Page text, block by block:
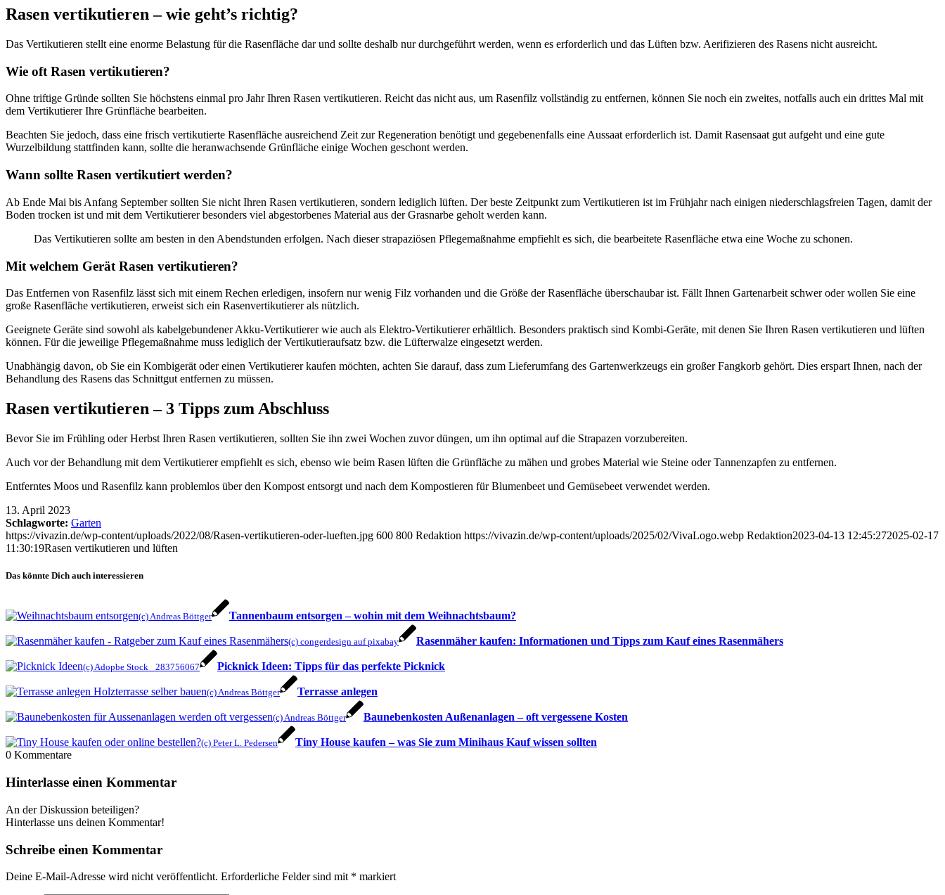
Rasen vertikutieren – wie geht’s richtig?
Das Vertikutieren stellt eine enorme Belastung für die Rasenfläche dar und sollte deshalb nur durchgeführt werden, wenn es erforderlich und das Lüften bzw. Aerifizieren des Rasens nicht ausreicht.
Wie oft Rasen vertikutieren?
Ohne triftige Gründe sollten Sie höchstens einmal pro Jahr Ihren Rasen vertikutieren. Reicht das nicht aus, um Rasenfilz vollständig zu entfernen, können Sie noch ein zweites, notfalls auch ein drittes Mal mit
dem Vertikutierer Ihre Grünfläche bearbeiten.
Beachten Sie jedoch, dass eine frisch vertikutierte Rasenfläche ausreichend Zeit zur Regeneration benötigt und gegebenenfalls eine Aussaat erforderlich ist. Damit Rasensaat gut aufgeht und eine gute
Wurzelbildung stattfinden kann, sollte die heranwachsende Grünfläche einige Wochen geschont werden.
Wann sollte Rasen vertikutiert werden?
Ab Ende Mai bis Anfang September sollten Sie nicht Ihren Rasen vertikutieren, sondern lediglich lüften. Der beste Zeitpunkt zum Vertikutieren ist im Frühjahr nach einigen niederschlagsfreien Tagen, damit der
Boden trocken ist und mit dem Vertikutierer besonders viel abgestorbenes Material aus der Grasnarbe geholt werden kann.
Das Vertikutieren sollte am besten in den Abendstunden erfolgen. Nach dieser strapaziösen Pflegemaßnahme empfiehlt es sich, die bearbeitete Rasenfläche etwa eine Woche zu schonen.
Mit welchem Gerät Rasen vertikutieren?
Das Entfernen von Rasenfilz lässt sich mit einem Rechen erledigen, insofern nur wenig Filz vorhanden und die Größe der Rasenfläche überschaubar ist. Fällt Ihnen Gartenarbeit schwer oder wollen Sie eine
große Rasenfläche vertikutieren, erweist sich ein Rasenvertikutierer als nützlich.
Geeignete Geräte sind sowohl als kabelgebundener Akku-Vertikutierer wie auch als Elektro-Vertikutierer erhältlich. Besonders praktisch sind Kombi-Geräte, mit denen Sie Ihren Rasen vertikutieren und lüften
können. Für die jeweilige Pflegemaßnahme muss lediglich der Vertikutieraufsatz bzw. die Lüfterwalze eingesetzt werden.
Unabhängig davon, ob Sie ein Kombigerät oder einen Vertikutierer kaufen möchten, achten Sie darauf, dass zum Lieferumfang des Gartenwerkzeugs ein großer Fangkorb gehört. Dies erspart Ihnen, nach der
Behandlung des Rasens das Schnittgut entfernen zu müssen.
Rasen vertikutieren – 3 Tipps zum Abschluss
Bevor Sie im Frühling oder Herbst Ihren Rasen vertikutieren, sollten Sie ihn zwei Wochen zuvor düngen, um ihn optimal auf die Strapazen vorzubereiten.
Auch vor der Behandlung mit dem Vertikutierer empfiehlt es sich, ebenso wie beim Rasen lüften die Grünfläche zu mähen und grobes Material wie Steine oder Tannenzapfen zu entfernen.
Entferntes Moos und Rasenfilz kann problemlos über den Kompost entsorgt und nach dem Kompostieren für Blumenbeet und Gemüsebeet verwendet werden.
13. April 2023
Schlagworte: Garten
https://vivazin.de/wp-content/uploads/2022/08/Rasen-vertikutieren-oder-lueften.jpg 600 800 Redaktion https://vivazin.de/wp-content/uploads/2025/02/VivaLogo.webp Redaktion2023-04-13 12:45:272025-02-17
11:30:19Rasen vertikutieren und lüften
Das könnte Dich auch interessieren
(c) Andreas Böttger Tannenbaum entsorgen – wohin mit dem Weihnachtsbaum?
(c) congerdesign auf pixabay Rasenmäher kaufen: Informationen und Tipps zum Kauf eines Rasenmähers
(c) Adopbe Stock _283756067 Picknick Ideen: Tipps für das perfekte Picknick
(c) Andreas Böttger Terrasse anlegen
(c) Andreas Böttger Baunebenkosten Außenanlagen – oft vergessene Kosten
(c) Peter L. Pedersen
Tiny House kaufen – was Sie zum Minihaus Kauf wissen sollten
0 Kommentare
Hinterlasse einen Kommentar
An der Diskussion beteiligen?
Hinterlasse uns deinen Kommentar!
Schreibe einen Kommentar
Deine E-Mail-Adresse wird nicht veröffentlicht. Erforderliche Felder sind mit * markiert